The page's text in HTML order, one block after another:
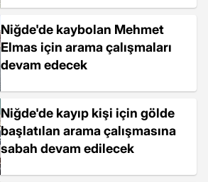
Niğde'de kaybolan Mehmet
Elmas için arama çalışmaları
devam edecek
Niğde'de kayıp kişi için gölde
başlatılan arama çalışmasına
sabah devam edilecek